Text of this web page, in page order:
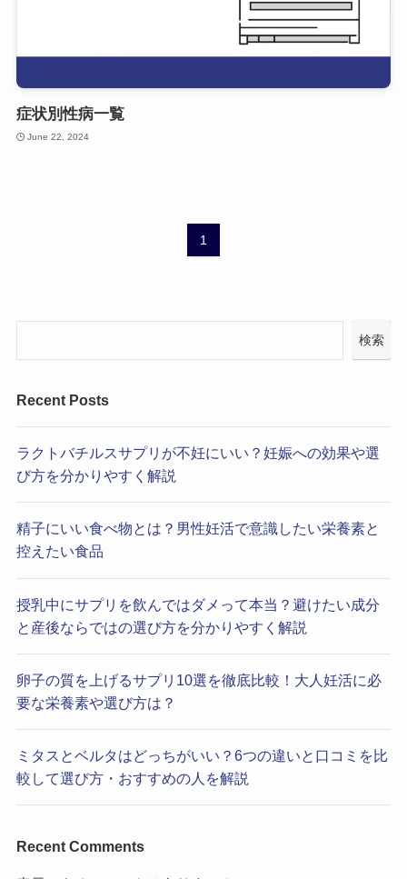
症状別性病一覧
June 22, 2024
1
検索
Recent Posts
ラクトバチルスサプリが不妊にいい？妊娠への効果や選
び方を分かりやすく解説
精子にいい食べ物とは？男性妊活で意識したい栄養素と
控えたい食品
授乳中にサプリを飲んではダメって本当？避けたい成分
と産後ならではの選び方を分かりやすく解説
卵子の質を上げるサプリ10選を徹底比較！大人妊活に必
要な栄養素や選び方は？
ミタスとベルタはどっちがいい？6つの違いと口コミを比
較して選び方・おすすめの人を解説
Recent Comments